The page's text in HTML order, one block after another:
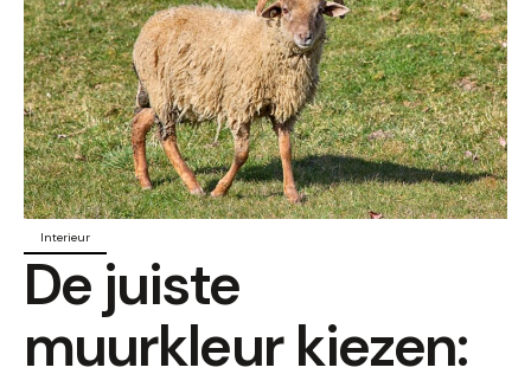
Interieur
De juiste
muurkleur kiezen: